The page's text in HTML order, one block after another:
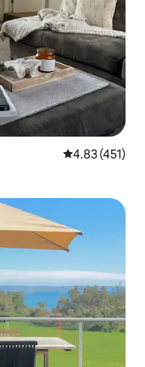
Rating medju
4.83 (451)